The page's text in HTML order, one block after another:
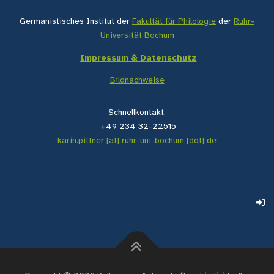
Germanistisches Institut der Fakultät für Philologie der Ruhr-
Universität Bochum
Impressum & Datenschutz
Bildnachweise
Schnellkontakt:
+49 234 32-22515
karin.pittner [at] ruhr-uni-bochum [dot] de